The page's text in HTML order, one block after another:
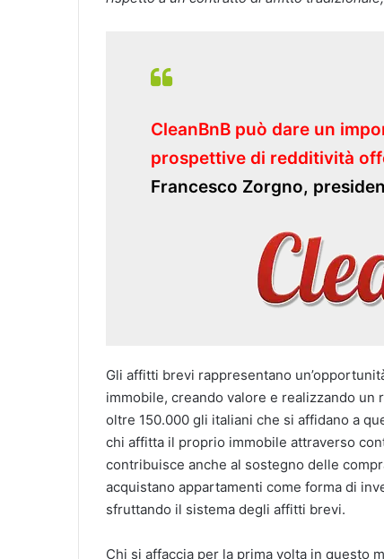
CleanBnB può dare un
prospettive di redditività
Francesco Zorgno,
Gli affitti brevi rappresentano
immobile, creando valore e realizzando un
oltre 150.000 gli italiani che si affidano a
chi affitta il proprio immobile attraverso
contribuisce anche al sostegno delle
acquistano appartamenti come forma di
sfruttando il sistema degli affitti brevi.
Chi si affaccia per la prima volta in questo